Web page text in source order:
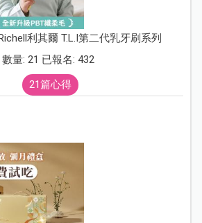
利其爾 T.L.I第二代乳牙刷系列
數量: 21 已報名: 432
21篇心得